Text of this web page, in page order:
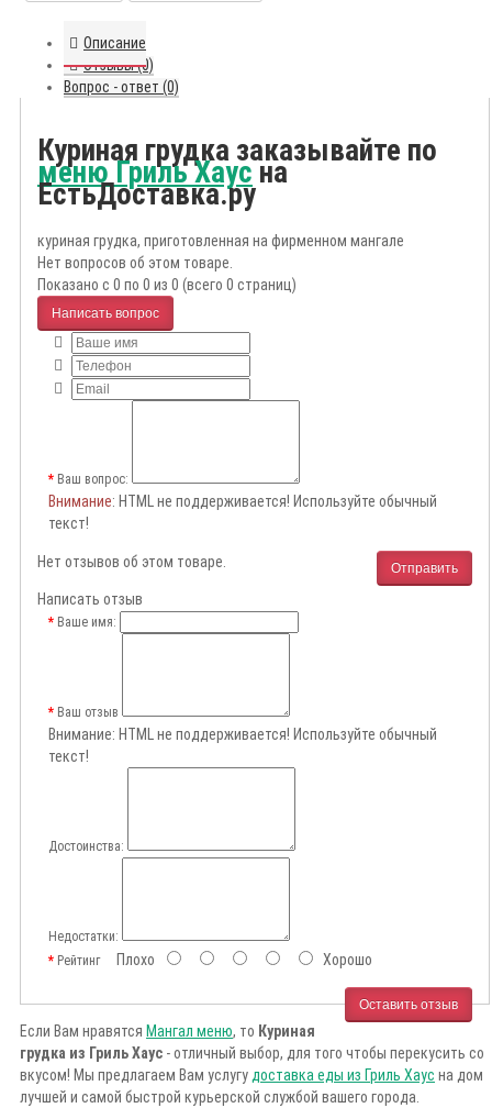
Описание
Отзывы (0)
Вопрос - ответ (0)
Куриная грудка заказывайте по
меню Гриль Хаусна
ЕстьДоставка.ру
куриная грудка, приготовленная на фирменном мангале
Нет вопросов об этом товаре.
Показано с 0 по 0 из 0 (всего 0 страниц)
Написать вопрос
Ваш вопрос:
Внимание: HTML не поддерживается! Используйте обычный
текст!
Отправить
Нет отзывов об этом товаре.
Написать отзыв
Ваше имя:
Ваш отзыв
Внимание: HTML не поддерживается! Используйте обычный
текст!
Достоинства:
Недостатки:
РейтингПлохо Хорошо
Оставить отзыв
Если Вам нравятся Мангал меню, то Куриная
грудка из Гриль Хаус - отличный выбор, для того чтобы перекусить со
вкусом! Мы предлагаем Вам услугу доставка еды из Гриль Хаус на дом
лучшей и самой быстрой курьерской службой вашего города.